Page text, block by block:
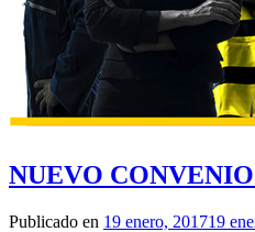
NUEVO
Publicado en 19 enero, 201719